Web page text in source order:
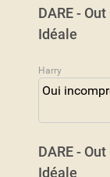
DARE -
Idéale
Harry
Oui
DARE -
Idéale